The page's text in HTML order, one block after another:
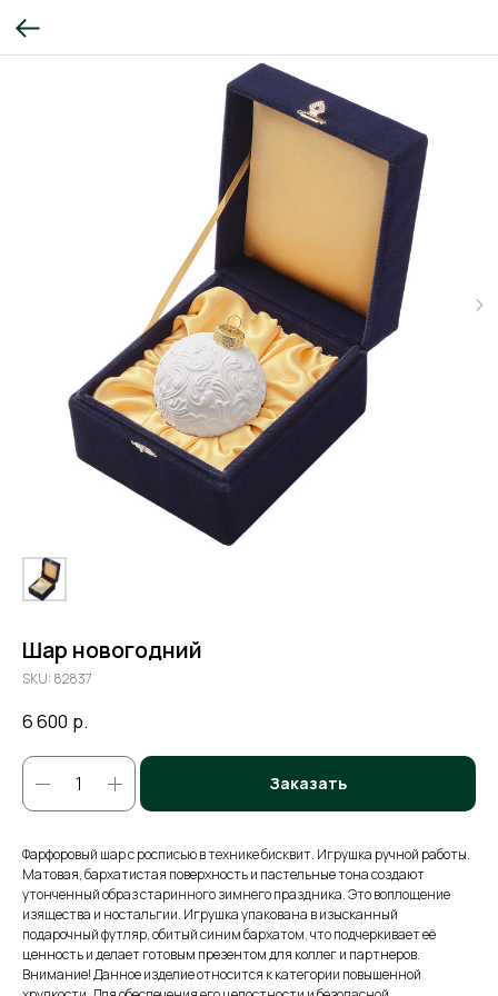
Шар новогодний
SKU: 82837
6 600 р.
Заказать
Фарфоровый шар с росписью в технике бисквит. Игрушка ручной работы.
Матовая, бархатистая поверхность и пастельные тона создают
утонченный образ старинного зимнего праздника. Это воплощение
изящества и ностальгии. Игрушка упакована в изысканный
подарочный футляр, обитый синим бархатом, что подчеркивает её
ценность и делает готовым презентом для коллег и партнеров.
Внимание! Данное изделие относится к категории повышенной